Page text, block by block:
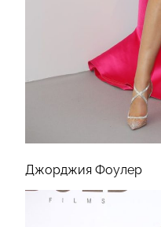
Джорджия Фоулер